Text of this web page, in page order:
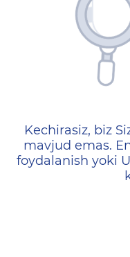
404 —
Kechirasiz, biz
mavjud emas.
foydalanish yoki